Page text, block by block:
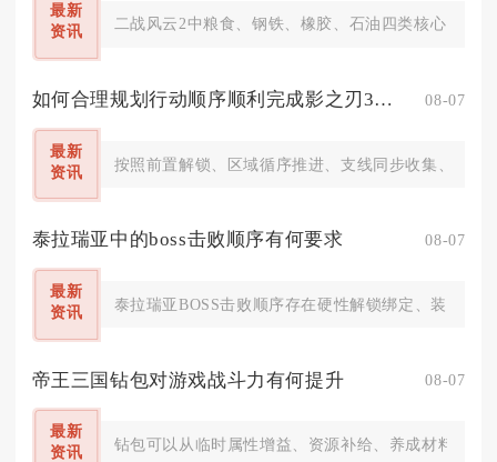
最新
资讯
二战风云2中粮食、钢铁、橡胶、石油四类核心资源
如何合理规划行动顺序顺利完成影之刃3大漠任务 08-07
最新
资讯
按照前置解锁、区域循序推进、支线同步收集、最
泰拉瑞亚中的boss击败顺序有何要求 08-07
最新
资讯
泰拉瑞亚BOSS击败顺序存在硬性解锁绑定、装备资
帝王三国钻包对游戏战斗力有何提升 08-07
最新
资讯
钻包可以从临时属性增益、资源补给、养成材料三